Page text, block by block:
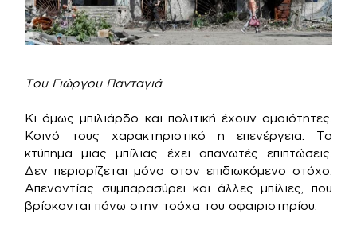
Του Γιώργου Πανταγιά
Κι όμως μπιλιάρδο και πολιτική έχουν ομοιότητες.
Κοινό τους χαρακτηριστικό η επενέργεια. Το
κτύπημα μιας μπίλιας έχει απανωτές επιπτώσεις.
Δεν περιορίζεται μόνο στον επιδιωκόμενο στόχο.
Απεναντίας συμπαρασύρει και άλλες μπίλιες, που
βρίσκονται πάνω στην τσόχα του σφαιριστηρίου.